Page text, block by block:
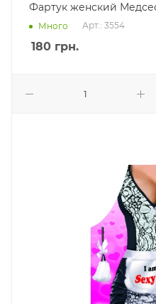
Фартук женский
Много Арт.: 3554
180 грн.